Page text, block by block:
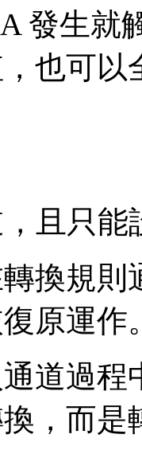
發生就
也可以
且只
換規則
原運作
道過程
，而